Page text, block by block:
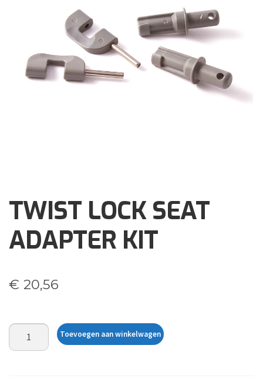
Klantenservice
TWIST LOCK SEAT
ADAPTER KIT
€ 20,56
TWIST
LOCK
Toevoegen aan winkelwagen